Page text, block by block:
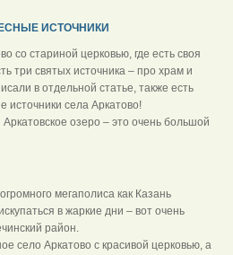
ИСТОЧНИКИ
со стариной церковью, где есть своя
три святых источника – про храм и
в отдельной статье, также есть
источники села Аркатово!
озеро – это очень большой
мегаполиса как Казань
в жаркие дни – вот очень
район.
село Аркатово с красивой церковью, а